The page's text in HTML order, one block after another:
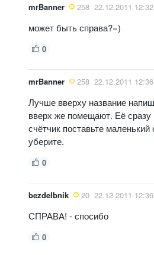
mrBanner 258 22.12.2011 12:32
может быть справа?=)
0
mrBanner 258 22.12.2011 12:36
Лучше вверху название
вверх же помещают. Её
счётчик поставьте
уберите.
0
bezdelbnik 20 22.12.2011 12:36
СПРАВА! - спосибо
0